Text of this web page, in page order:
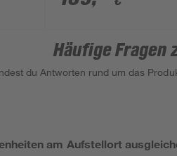
Häufige Fragen
du Antworten rund um das
am Aufstellort